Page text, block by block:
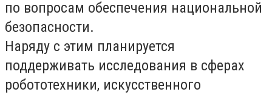
по вопросам обеспечения национальной
безопасности.
Наряду с этим планируется
поддерживать исследования в сферах
робототехники, искусственного